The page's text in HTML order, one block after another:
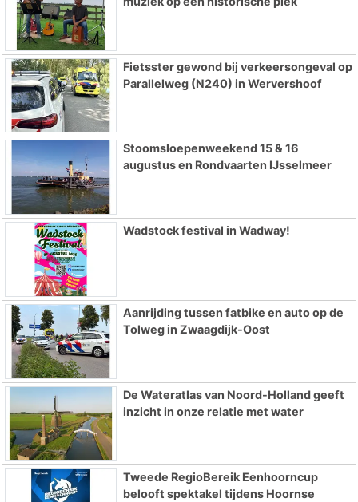
Fietsster gewond bij verkeersongeval op
Parallelweg (N240) in Wervershoof
Stoomsloepenweekend 15 & 16
augustus en Rondvaarten IJsselmeer
Wadstock festival in Wadway!
Aanrijding tussen fatbike en auto op de
Tolweg in Zwaagdijk-Oost
De Wateratlas van Noord-Holland geeft
inzicht in onze relatie met water
Tweede RegioBereik Eenhoorncup
belooft spektakel tijdens Hoornse